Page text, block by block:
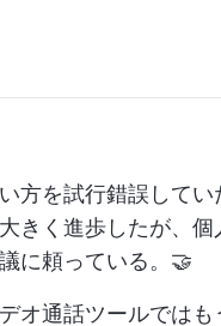
方を試行錯誤して
きく進歩したが、
に頼っている。🤝
オ通話ツールでは